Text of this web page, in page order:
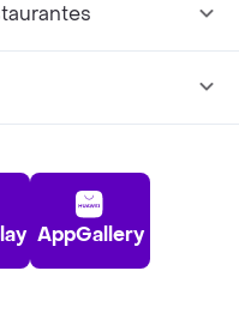
AppGallery